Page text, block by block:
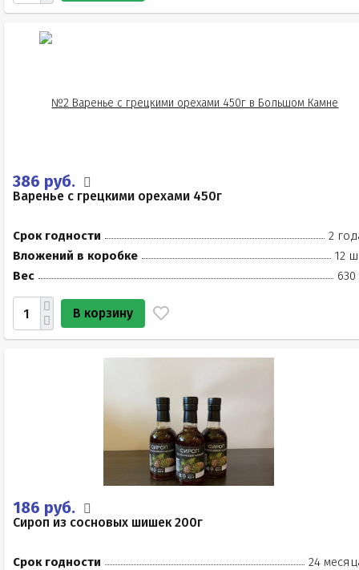
386 руб.
Варенье с грецкими орехами 450г
Срок годности
2
Вложений в коробке
12
Вес
630
В корзину
186 руб.
Сироп из сосновых шишек 200г
Срок годности
24